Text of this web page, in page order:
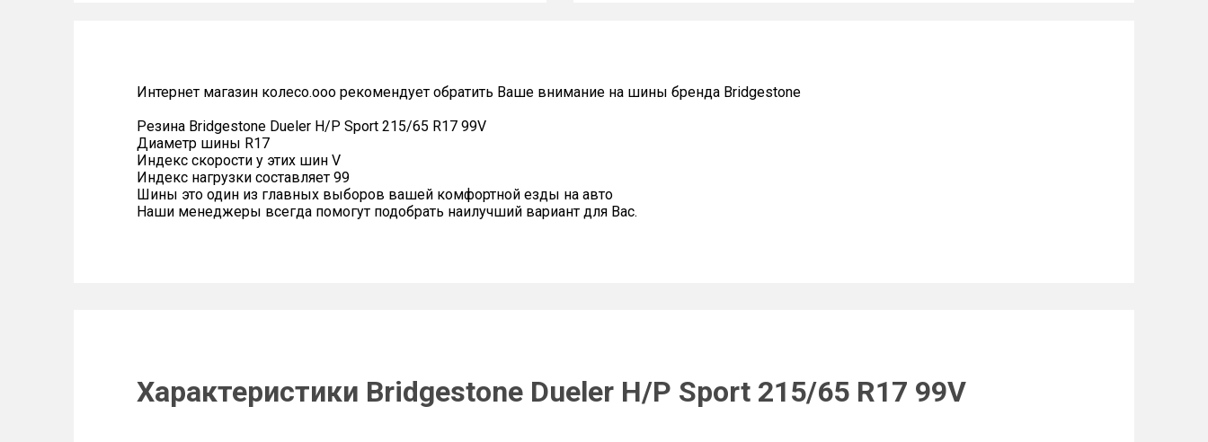
Интернет магазин колесо.ооо рекомендует обратить Ваше внимание на шины бренда Bridgestone
Резина Bridgestone Dueler H/P Sport 215/65 R17 99V
Диаметр шины R17
Индекс скорости у этих шин V
Индекс нагрузки составляет 99
Шины это один из главных выборов вашей комфортной езды на авто
Наши менеджеры всегда помогут подобрать наилучший вариант для Вас.
Характеристики Bridgestone Dueler H/P Sport 215/65 R17 99V